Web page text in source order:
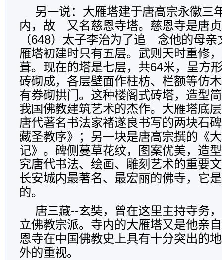
另一说：大雁塔建于唐高宗永徽三
内，故 又名慈恩寺塔。慈恩寺是唐
（648）太子李治为了追 念他的母亲
雁塔初建时只有五层。武则天时重修
葺。现在的塔是七层，共64米，呈方
砖砌成，各层壁面作柱枋、栏额等仿
有券砌拱门。这种楼阁式砖塔，造型
我国佛教建筑艺术的杰作。大雁塔底
唐代著名书法家褚遂良书写的两块石
藏圣教序》；另一块是唐高宗撰的《
记》。碑侧蔓草花纹，图案优美，造
究唐代书法、绘画、雕刻艺术的重要
长安城内最著名、最宏丽的佛寺，它
的。
唐三藏--玄奘，曾在这里主持寺务
立佛教宗派。寺内的大雁塔又是他亲
恩寺在中国佛教史上具有十分突出的
外的重视。